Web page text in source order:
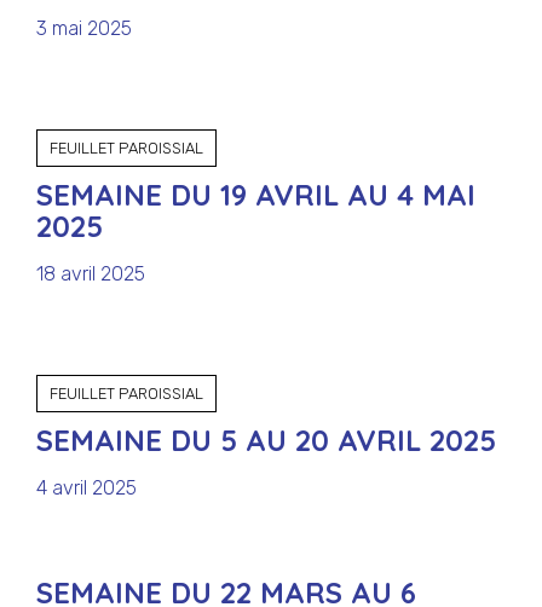
3 mai 2025
FEUILLET PAROISSIAL
SEMAINE DU 19 AVRIL AU 4 MAI
2025
18 avril 2025
FEUILLET PAROISSIAL
SEMAINE DU 5 AU 20 AVRIL 2025
4 avril 2025
SEMAINE DU 22 MARS AU 6